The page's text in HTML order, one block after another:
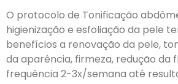
O protocolo de Tonificação
higienização e esfoliação da pele
benefícios a renovação da pele,
da aparência, firmeza, redução da
frequência 2-3x/semana até